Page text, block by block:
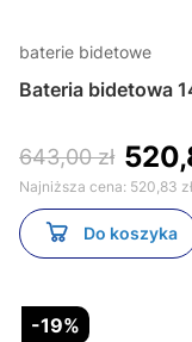
baterie bidetowe
Bateria bidetowa
643,00 zł
Najniższa cena: 520,83 zł
Do koszyka
-19%